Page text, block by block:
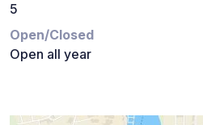
5
Open/Closed
Open all year